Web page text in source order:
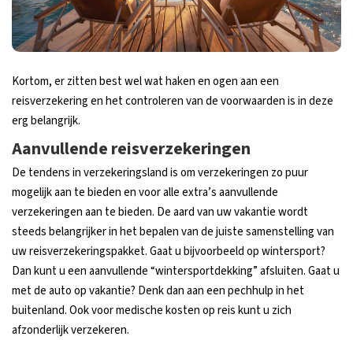
Kortom, er zitten best wel wat haken en ogen aan een
reisverzekering en het controleren van de voorwaarden is in deze
erg belangrijk.
Aanvullende reisverzekeringen
De tendens in verzekeringsland is om verzekeringen zo puur
mogelijk aan te bieden en voor alle extra’s aanvullende
verzekeringen aan te bieden. De aard van uw vakantie wordt
steeds belangrijker in het bepalen van de juiste samenstelling van
uw reisverzekeringspakket. Gaat u bijvoorbeeld op wintersport?
Dan kunt u een aanvullende “wintersportdekking” afsluiten. Gaat u
met de auto op vakantie? Denk dan aan een pechhulp in het
buitenland. Ook voor medische kosten op reis kunt u zich
afzonderlijk verzekeren.